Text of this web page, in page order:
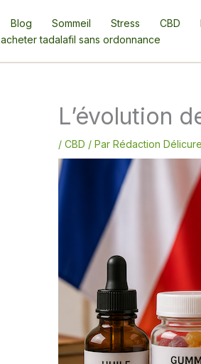
Blog Sommeil Stress CBD
acheter tadalafil sans ordonnance
L’évolution
/ CBD / Par Rédaction Délicure